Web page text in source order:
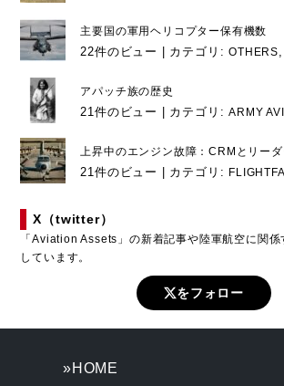
主要国の軍用ヘリコプター保有機数
22件のビュー カテゴリ:OTHERS,
アパッチ族の歴史
21件のビュー カテゴリ:ARMY
上昇中のエンジン故障：CRMとリー
21件のビュー カテゴリ:
X（twitter）
「Aviation Assets」の新着記事や陸軍航空に関
しています。
をフォロー
»HOME